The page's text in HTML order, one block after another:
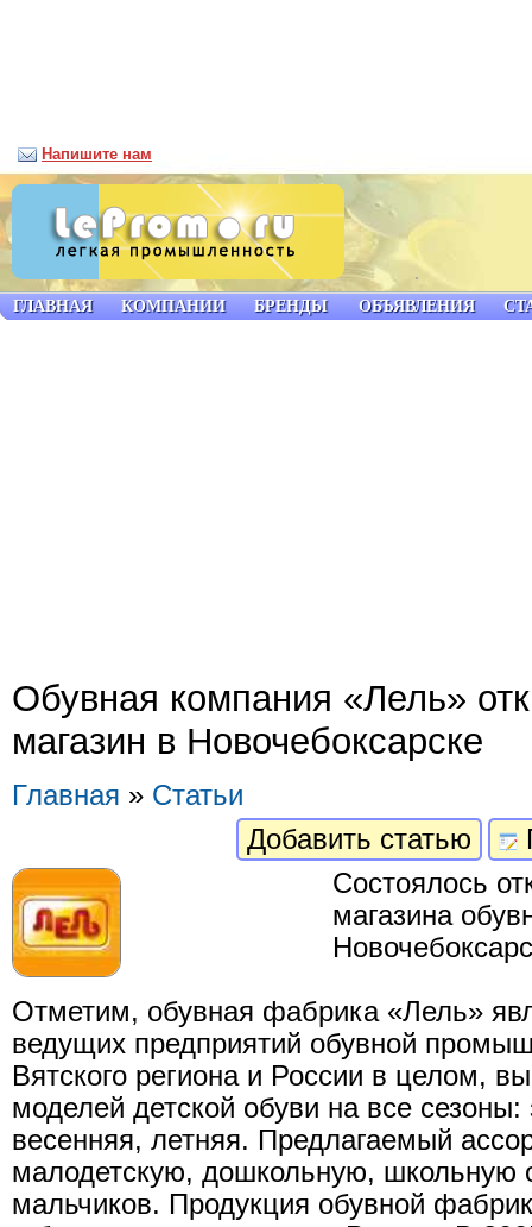
Обувная компания «Лель»
магазин в Новочебоксарске
Главная » Статьи
Добавить статью
Состоялось
магазина
Отметим, обувная фабрика «Лель»
ведущих предприятий обувной
Вятского региона и России в целом,
моделей детской обуви на все
весенняя, летняя. Предлагаемый
малодетскую, дошкольную, школьную
мальчиков. Продукция обувной
ГЛАВНАЯ КОМПАНИИ БРЕНДЫ ОБЪЯВЛЕНИЯ
Напишите нам